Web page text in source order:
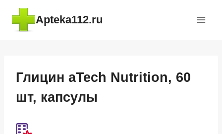
Перейти
содержимому
Apteka112.ru
Глицин aTech Nutrition, 60
шт, капсулы